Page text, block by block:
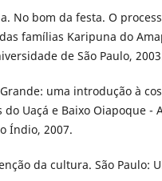
No bom da festa. O
famílias Karipuna do
de São Paulo,
uma introdução à
Uaçá e Baixo Oiapoque -
Índio, 2007.
da cultura. São Paulo: